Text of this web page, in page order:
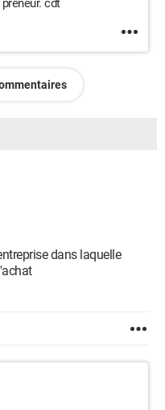
cdt
dans laquelle